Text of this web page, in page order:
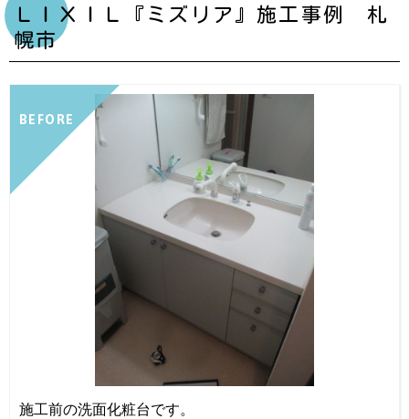
ＬＩＸＩＬ『ミズリア』施工事例 札
幌市
BEFORE
施工前の洗面化粧台です。